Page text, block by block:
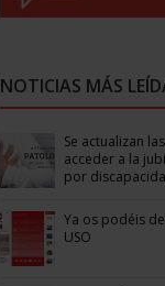
NOTICIAS MÁS
Se actualizan
acceder a la
por
Ya os podéis
USO